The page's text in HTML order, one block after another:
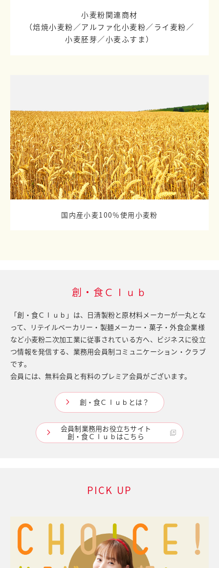
小麦粉関連商材
（焙焼小麦粉／アルファ化小麦粉／ライ麦粉／
小麦胚芽／小麦ふすま）
国内産小麦100％使用小麦粉
創・食Ｃｌｕｂ
「創・食Ｃｌｕｂ」は、日清製粉と原材料メーカーが一丸とな
って、
リテイルベーカリー・製麺メーカー・菓子・外食企業様
など小麦粉二次加工業に従事されている方へ、
ビジネスに役立
つ情報を発信する、業務用会員制コミュニケーション・クラブ
です。
会員には、無料会員と有料のプレミア会員がございます。
創・食Ｃｌｕｂとは？
会員制業務用お役立ちサイト
創・食Ｃｌｕｂはこちら
PICK UP